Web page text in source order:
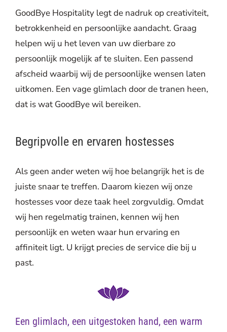
GoodBye Hospitality legt de nadruk op creativiteit,
betrokkenheid en persoonlijke aandacht. Graag
helpen wij u het leven van uw dierbare zo
persoonlijk mogelijk af te sluiten. Een passend
afscheid waarbij wij de persoonlijke wensen laten
uitkomen. Een vage glimlach door de tranen heen,
dat is wat GoodBye wil bereiken.
Begripvolle en ervaren hostesses
Als geen ander weten wij hoe belangrijk het is de
juiste snaar te treffen. Daarom kiezen wij onze
hostesses voor deze taak heel zorgvuldig. Omdat
wij hen regelmatig trainen, kennen wij hen
persoonlijk en weten waar hun ervaring en
affiniteit ligt. U krijgt precies de service die bij u
past.
Een glimlach, een uitgestoken hand, een warm